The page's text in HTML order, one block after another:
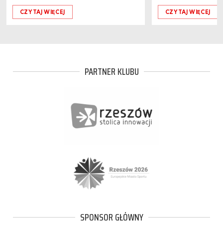
CZYTAJ WIĘCEJ CZYTAJ WIĘCEJ
PARTNER KLUBU
SPONSOR GŁÓWNY